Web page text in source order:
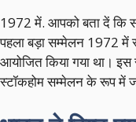
1972 में. आपको बता दें कि
पहला बड़ा सम्मेलन 1972
आयोजित किया गया था। इस
स्टॉकहोम सम्मेलन के रूप में